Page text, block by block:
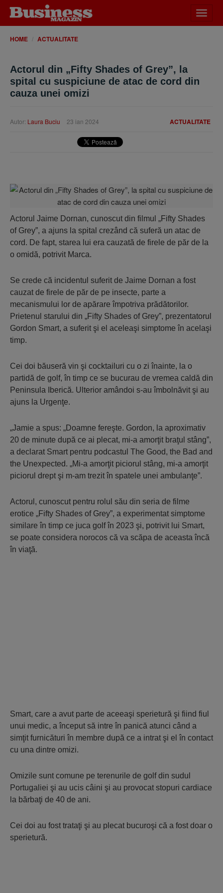
meniu
HOME ACTUALITATE
Actorul din „Fifty Shades of Grey”, la
spital cu suspiciune de atac de cord din
cauza unei omizi
ACTUALITATE
Autor: Laura Buciu 23 ian 2024
Actorul Jaime Dornan, cunoscut din filmul „Fifty Shades
of Grey”, a ajuns la spital crezând că suferă un atac de
cord. De fapt, starea lui era cauzată de firele de păr de la
o omidă, potrivit Marca.
Se crede că incidentul suferit de Jaime Dornan a fost
cauzat de firele de păr de pe insecte, parte a
mecanismului lor de apărare împotriva prădătorilor.
Prietenul starului din „Fifty Shades of Grey”, prezentatorul
Gordon Smart, a suferit şi el aceleaşi simptome în acelaşi
timp.
Cei doi băuseră vin şi cocktailuri cu o zi înainte, la o
partidă de golf, în timp ce se bucurau de vremea caldă din
Peninsula Iberică. Ulterior amândoi s-au îmbolnăvit şi au
ajuns la Urgenţe.
„Jamie a spus: „Doamne fereşte. Gordon, la aproximativ
20 de minute după ce ai plecat, mi-a amorţit braţul stâng”,
a declarat Smart pentru podcastul The Good, the Bad and
the Unexpected. „Mi-a amorţit piciorul stâng, mi-a amorţit
piciorul drept şi m-am trezit în spatele unei ambulanţe”.
Actorul, cunoscut pentru rolul său din seria de filme
erotice „Fifty Shades of Grey”, a experimentat simptome
similare în timp ce juca golf în 2023 şi, potrivit lui Smart,
se poate considera norocos că va scăpa de aceasta încă
în viaţă.
Smart, care a avut parte de aceeaşi sperietură şi fiind fiul
unui medic, a început să intre în panică atunci când a
simţit furnicături în membre după ce a intrat şi el în contact
cu una dintre omizi.
Omizile sunt comune pe terenurile de golf din sudul
Portugaliei şi au ucis câini şi au provocat stopuri cardiace
la bărbaţi de 40 de ani.
Cei doi au fost trataţi şi au plecat bucuroşi că a fost doar o
sperietură.